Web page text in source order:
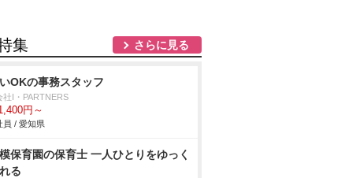
集 さらに見る
OKの事務スタッフ
社I・PARTNERS
円～
員 / 愛知県
保育園の保育士 一人ひとりをゆっく
る